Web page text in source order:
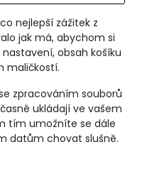
nejlepší zážitek z
jak má, abychom si
obsah košíku
maličkostí.
zpracováním souborů
ukládají ve vašem
tím umožníte se dále
datům chovat slušně.
VÝPRODEJ
SLEVA -15%